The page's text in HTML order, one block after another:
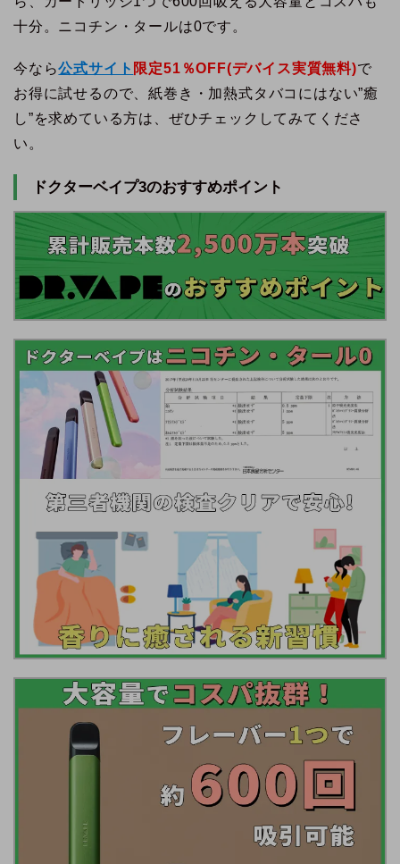
十分。ニコチン・タールは0です。
今なら公式サイト 限定51％OFF(デバイス実質無料)で
お得に試せるので、紙巻き・加熱式タバコにはない”癒
し”を求めている方は、ぜひチェックしてみてくださ
い。
ドクターベイプ3のおすすめポイント